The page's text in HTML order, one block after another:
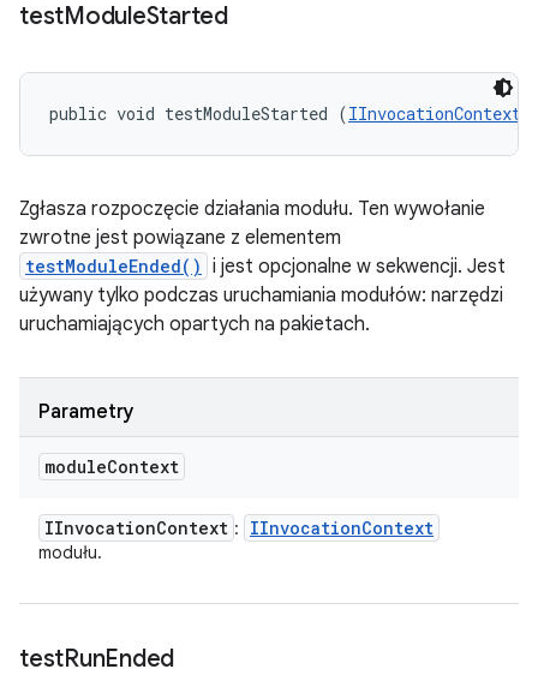
testModuleStarted
public void testModuleStarted (IInvocationContext
Zgłasza rozpoczęcie działania modułu. Ten wywołanie
zwrotne jest powiązane z elementem
testModuleEnded() i jest opcjonalne w sekwencji. Jest
używany tylko podczas uruchamiania modułów: narzędzi
uruchamiających opartych na pakietach.
Parametry
moduleContext
IInvocationContext : IInvocationContext
modułu.
testRunEnded